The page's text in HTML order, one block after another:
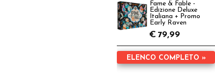
Fame & Fable -
Edizione Deluxe
Italiana + Promo
Early Raven
€ 79,99
ELENCO COMPLETO »